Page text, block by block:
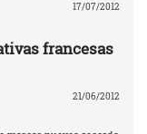
17/07/2012
francesas
21/06/2012